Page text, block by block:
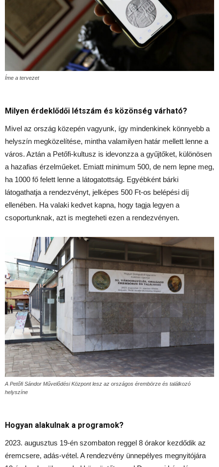
Íme a tervezet
Milyen érdeklődői létszám és közönség várható?
Mivel az ország közepén vagyunk, így mindenkinek könnyebb a
helyszín megközelítése, mintha valamilyen határ mellett lenne a
város. Aztán a Petőfi-kultusz is idevonzza a gyűjtőket, különösen
a hazafias érzelműeket. Emiatt minimum 500, de nem lepne meg,
ha 1000 fő felett lenne a látogatottság. Egyébként bárki
látogathatja a rendezvényt, jelképes 500 Ft-os belépési díj
ellenében. Ha valaki kedvet kapna, hogy tagja legyen a
csoportunknak, azt is megteheti ezen a rendezvényen.
A Petőfi Sándor Művelődési Központ lesz az országos érembörze és találkozó
helyszíne
Hogyan alakulnak a programok?
2023. augusztus 19-én szombaton reggel 8 órakor kezdődik az
éremcsere, adás-vétel. A rendezvény ünnepélyes megnyitójára